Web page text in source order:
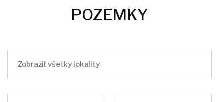
POZEMKY